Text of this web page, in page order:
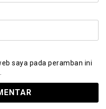
saya pada peramban ini